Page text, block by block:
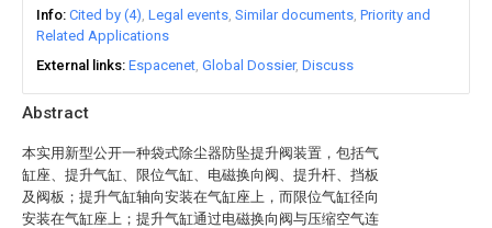
Abstract
本实用新型公开一种袋式除尘器防坠提升阀装置，包括气
缸座、提升气缸、限位气缸、电磁换向阀、提升杆、挡板
及阀板；提升气缸轴向安装在气缸座上，而限位气缸径向
安装在气缸座上；提升气缸通过电磁换向阀与压缩空气连
Info Cited by (4) Legal events Similar documents Priority and
Related Applications
External links Espacenet Global Dossier Discuss